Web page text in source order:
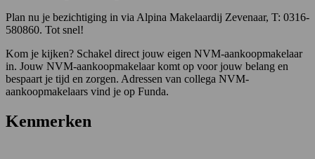
Plan nu je bezichtiging in via Alpina Makelaardij Zevenaar, T: 0316-
580860. Tot snel!
Kom je kijken? Schakel direct jouw eigen NVM-aankoopmakelaar
in. Jouw NVM-aankoopmakelaar komt op voor jouw belang en
bespaart je tijd en zorgen. Adressen van collega NVM-
aankoopmakelaars vind je op Funda.
Kenmerken